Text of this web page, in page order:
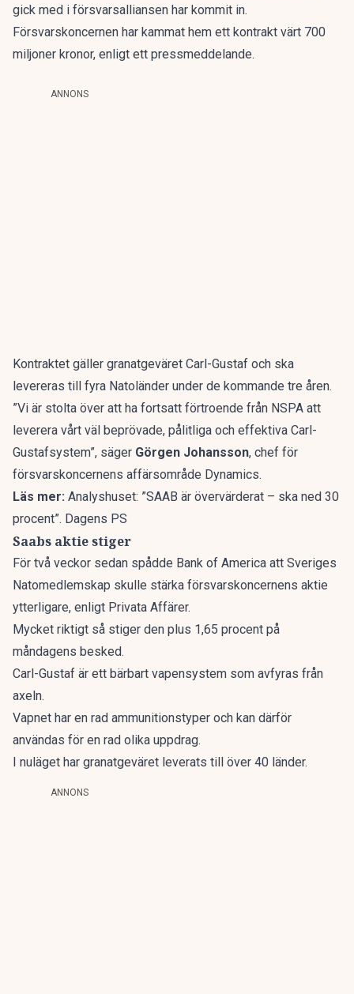
gick med i försvarsalliansen har kommit in.
Försvarskoncernen har kammat hem ett kontrakt värt 700
miljoner kronor, enligt ett pressmeddelande.
ANNONS
Kontraktet gäller granatgeväret Carl-Gustaf och ska
levereras till fyra Natoländer under de kommande tre åren.
”Vi är stolta över att ha fortsatt förtroende från NSPA att
leverera vårt väl beprövade, pålitliga och effektiva Carl-
Gustafsystem”, säger Görgen Johansson, chef för
försvarskoncernens affärsområde Dynamics.
Läs mer: Analyshuset: ”SAAB är övervärderat – ska ned 30
procent”. Dagens PS
Saabs aktie stiger
För två veckor sedan spådde Bank of America att Sveriges
Natomedlemskap skulle stärka försvarskoncernens aktie
ytterligare, enligt Privata Affärer.
Mycket riktigt så stiger den plus 1,65 procent på
måndagens besked.
Carl-Gustaf är ett bärbart vapensystem som avfyras från
axeln.
Vapnet har en rad ammunitionstyper och kan därför
användas för en rad olika uppdrag.
I nuläget har granatgeväret leverats till över 40 länder.
ANNONS